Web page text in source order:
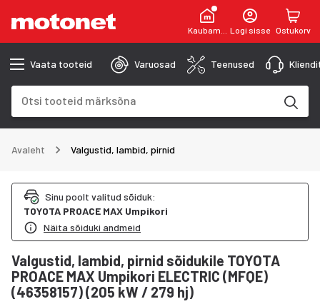
KaubamajaLogi sisse Ostukorv
Vaata tooteid Varuosad Teenused
Avaleht Valgustid, lambid, pirnid
Sinu poolt valitud sõiduk:
TOYOTA PROACE MAX Umpikori
Näita sõiduki andmeid
Valgustid, lambid, pirnid sõidukile TOYOTA
PROACE MAX Umpikori ELECTRIC (MFQE)
(46358157) (205 kW / 279 hj)